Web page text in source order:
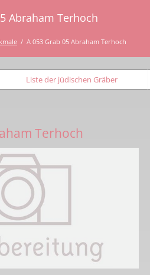
Abraham Terhoch
A 053 Grab 05 Abraham Terhoch
Liste der jüdischen Gräber
Terhoch